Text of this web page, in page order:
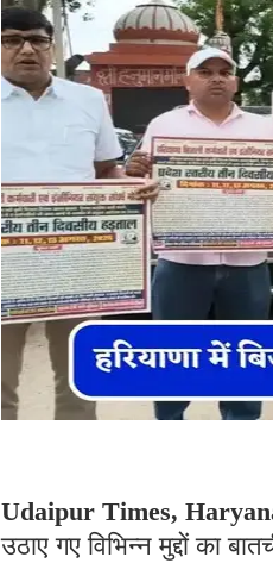
Udaipur Times,
उठाए गए विभिन्न मुद्दों का